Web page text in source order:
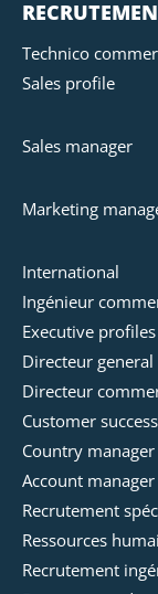
Technico
Sales profile
Sales manager
Marketing
International
Ingénieur
Executive profiles
Directeur general
Directeur
Customer
Country manager
Account manager
Recrutement
Ressources
Recrutement